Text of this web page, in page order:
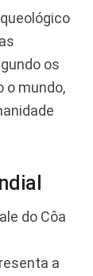
os
o mundo,
do Côa
a